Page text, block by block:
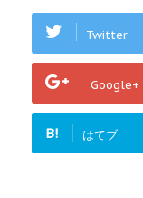
Twitter
Google+
B! はてブ